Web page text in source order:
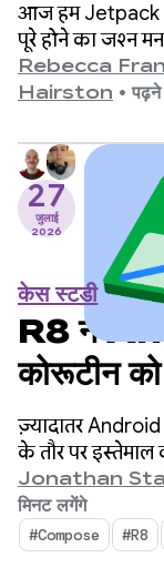
आज हम Jetpack
पूरे होने का जश्न
1.0 लॉन्च किया
इन वर्शन के बीच,
Rebecca
Hairston •
27
जुलाई
2026
केस स्टडी
R8 ने
कोरूटीन
ज़्यादातर
के तौर पर
एसिंक्रोनस
लाइब्रेरी, एक
और व्यवस्थित
नेटिव है.
Jonathan
मिनट लगेंगे
#Compose #R8